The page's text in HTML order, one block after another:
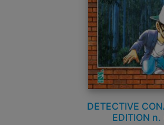
DETECTIVE
EDITION n.